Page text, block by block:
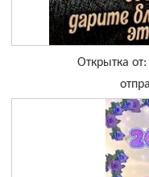
Открытка от: